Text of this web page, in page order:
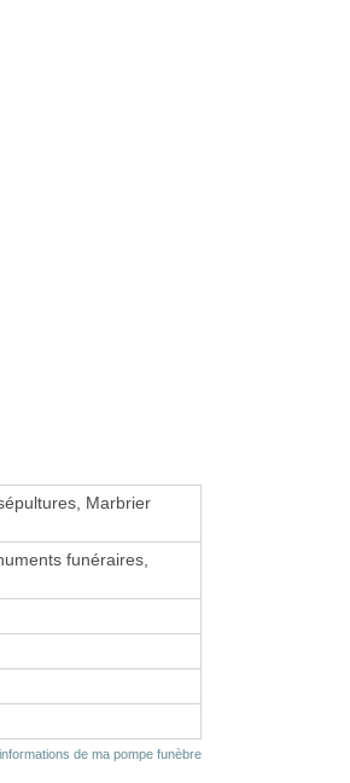
Marbrier
funéraires,
de ma pompe funèbre